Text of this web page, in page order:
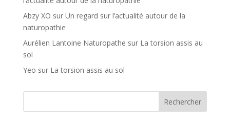
Abzy XO sur Un regard sur l’actualité autour de la
naturopathie
Aurélien Lantoine Naturopathe sur La torsion assis au
sol
Yeo sur La torsion assis au sol
Rechercher